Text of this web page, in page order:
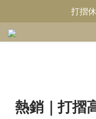
打摺
熱銷｜打摺